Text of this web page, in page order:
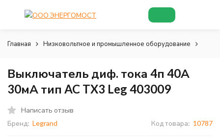
Главная Низковольтное и промышленное оборудование
Выключатель диф. тока 4п 40А
30мА тип AC TX3 Leg 403009
Написать отзыв
Бренд: Legrand Код товара: 10787